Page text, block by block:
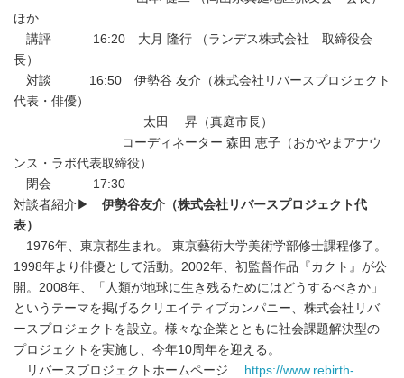
ほか
講評 16:20 大月 隆行 （ランデス株式会社 取締役会
長）
対談 16:50 伊勢谷 友介（株式会社リバースプロジェクト
代表・俳優）
太田 昇（真庭市長）
コーディネーター 森田 恵子（おかやまアナウ
ンス・ラボ代表取締役）
閉会 17:30
対談者紹介▶ 伊勢谷友介（株式会社リバースプロジェクト代
表）
1976年、東京都生まれ。 東京藝術大学美術学部修士課程修了。
1998年より俳優として活動。2002年、初監督作品『カクト』が公
開。2008年、「人類が地球に生き残るためにはどうするべきか」
というテーマを掲げるクリエイティブカンパニー、株式会社リバ
ースプロジェクトを設立。様々な企業とともに社会課題解決型の
プロジェクトを実施し、今年10周年を迎える。
リバースプロジェクトホームページ https://www.rebirth-